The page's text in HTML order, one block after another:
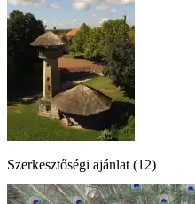
Szerkesztőségi ajánlat (12)